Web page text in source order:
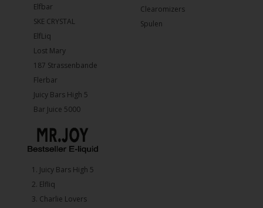
Clearomizers
Spulen
Elfbar
SKE CRYSTAL
ElfLiq
Lost Mary
187 Strassenbande
Flerbar
Juicy Bars High 5
Bar Juice 5000
1.⁠ ⁠Juicy Bars High 5
2.⁠ ⁠⁠Elfliq
3.⁠ ⁠⁠Charlie Lovers